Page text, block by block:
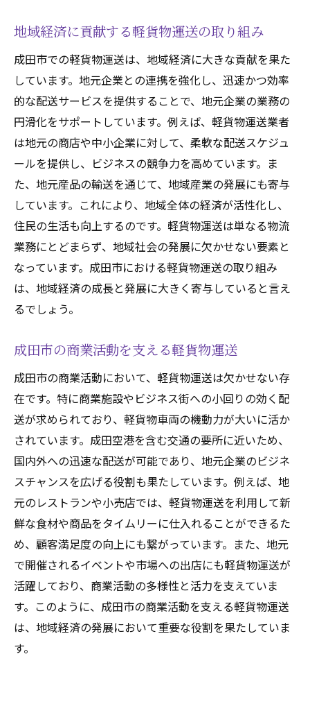
地域経済に貢献する軽貨物運送の取り組み
成田市での軽貨物運送は、地域経済に大きな貢献を果た
しています。地元企業との連携を強化し、迅速かつ効率
的な配送サービスを提供することで、地元企業の業務の
円滑化をサポートしています。例えば、軽貨物運送業者
は地元の商店や中小企業に対して、柔軟な配送スケジュ
ールを提供し、ビジネスの競争力を高めています。ま
た、地元産品の輸送を通じて、地域産業の発展にも寄与
しています。これにより、地域全体の経済が活性化し、
住民の生活も向上するのです。軽貨物運送は単なる物流
業務にとどまらず、地域社会の発展に欠かせない要素と
なっています。成田市における軽貨物運送の取り組み
は、地域経済の成長と発展に大きく寄与していると言え
るでしょう。
成田市の商業活動を支える軽貨物運送
成田市の商業活動において、軽貨物運送は欠かせない存
在です。特に商業施設やビジネス街への小回りの効く配
送が求められており、軽貨物車両の機動力が大いに活か
されています。成田空港を含む交通の要所に近いため、
国内外への迅速な配送が可能であり、地元企業のビジネ
スチャンスを広げる役割も果たしています。例えば、地
元のレストランや小売店では、軽貨物運送を利用して新
鮮な食材や商品をタイムリーに仕入れることができるた
め、顧客満足度の向上にも繋がっています。また、地元
で開催されるイベントや市場への出店にも軽貨物運送が
活躍しており、商業活動の多様性と活力を支えていま
す。このように、成田市の商業活動を支える軽貨物運送
は、地域経済の発展において重要な役割を果たしていま
す。